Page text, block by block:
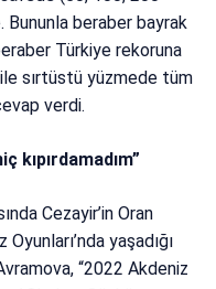
beraber bayrak
Türkiye rekoruna
sırtüstü yüzmede tüm
verdi.
kıpırdamadım”
Cezayir’in Oran
yaşadığı
“2022 Akdeniz